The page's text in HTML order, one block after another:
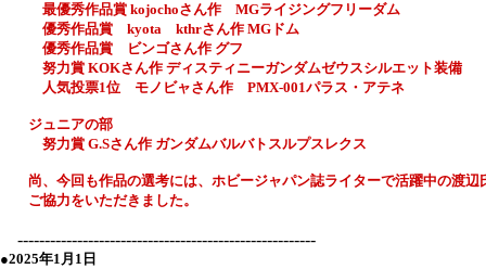
最優秀作品賞 kojochoさん作 MGライジングフリーダム
優秀作品賞 kyota kthrさん作 MGドム
優秀作品賞 ビンゴさん作 グフ
努力賞 KOKさん作 ディスティニーガンダムゼウスシルエット装備
人気投票1位 モノビャさん作 PMX-001パラス・アテネ
ジュニアの部
努力賞 G.Sさん作 ガンダムバルバトスルプスレクス
尚、今回も作品の選考には、ホビージャパン誌ライターで活躍中の渡辺
ご協力をいただきました。
-------------------------------------------------------
●2025年1月1日